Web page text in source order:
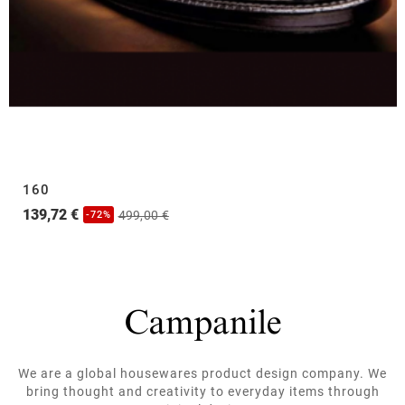
160
139,72 € -72% 499,00 €
We are a global housewares product design company. We
bring thought and creativity to everyday items through